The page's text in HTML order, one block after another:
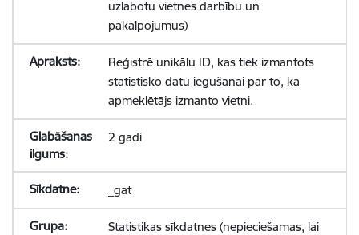
uzlabotu vietnes darbību un
pakalpojumus)
Reģistrē unikālu ID, kas tiek izmantots
statistisko datu iegūšanai par to, kā
apmeklētājs izmanto vietni.
2 gadi
_gat
Statistikas sīkdatnes (nepieciešamas, lai